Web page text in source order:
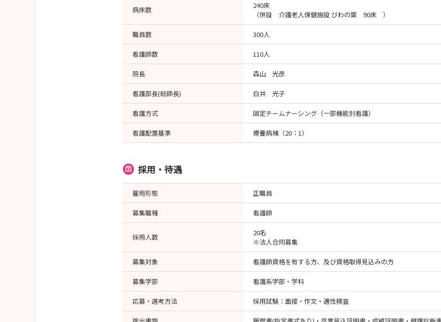
病床数
240床
（併設 介護老人保健施設 びわの葉 90床 ）
職員数 300人
看護師数 110人
院長 森山 光彦
看護部長(総師長) 白井 光子
看護方式 固定チームナーシング（一部機能別看護）
看護配置基準 療養病棟（20：1）
採用・待遇
雇用形態 正職員
募集職種 看護師
採用人数
20名
※法人合同募集
募集対象 看護師資格を有する方、及び資格取得見込みの方
募集学部 看護系学部・学科
応募・選考方法 採用試験：面接・作文・適性検査